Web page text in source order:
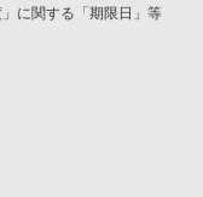
に関する「期限日」等